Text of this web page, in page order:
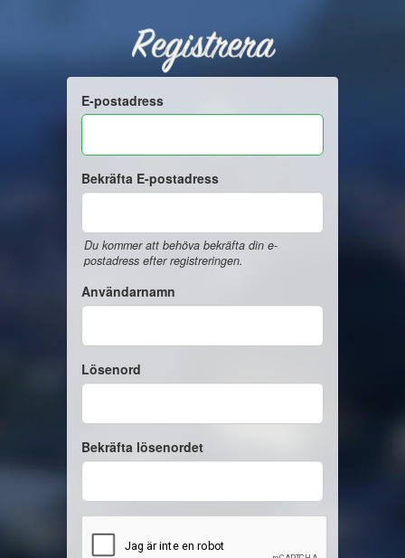
Registrera
E-postadress
Bekräfta E-postadress
Du kommer att behöva bekräfta din e-
postadress efter registreringen.
Användarnamn
Lösenord
Bekräfta lösenordet